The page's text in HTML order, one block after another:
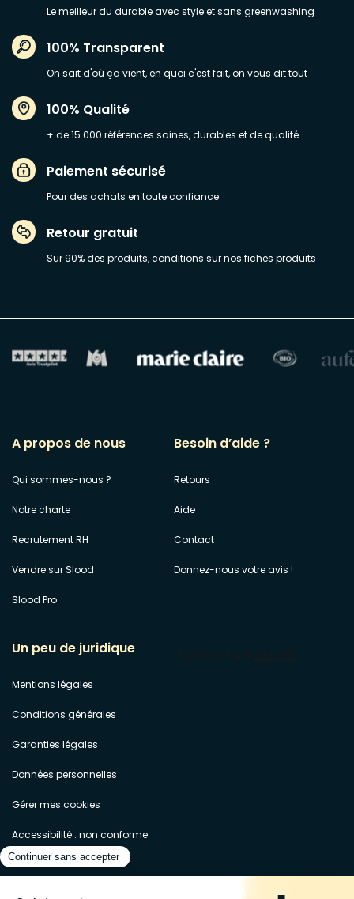
Le meilleur du durable avec style et sans greenwashing
100% Transparent
On sait d'où ça vient, en quoi c'est fait, on vous dit tout
100% Qualité
+ de 15 000 références saines, durables et de qualité
Paiement sécurisé
Pour des achats en toute confiance
Retour gratuit
Sur 90% des produits, conditions sur nos fiches produits
A propos de nous
Qui sommes-nous ?
Notre charte
Recrutement RH
Vendre sur Slood
Slood Pro
Besoin d’aide ?
Retours
Aide
Contact
Donnez-nous votre avis !
Un peu de juridique
Mentions légales
Conditions générales
Garanties légales
Données personnelles
Gérer mes cookies
Accessibilité : non conforme